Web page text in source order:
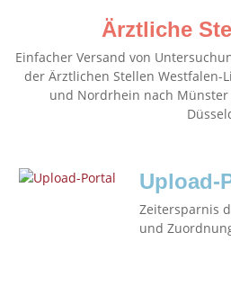
Ärztliche
Einfacher Versand von
der Ärztlichen Stellen Westfalen-
und Nordrhein nach
Upload-
Zeitersparnis
und